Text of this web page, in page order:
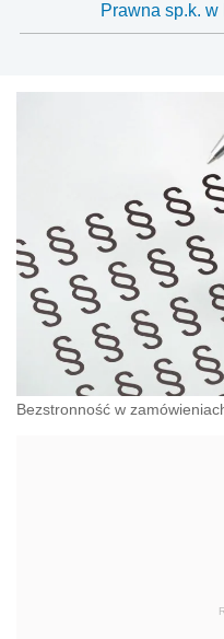
Prawna sp.k.
Bezstronność w